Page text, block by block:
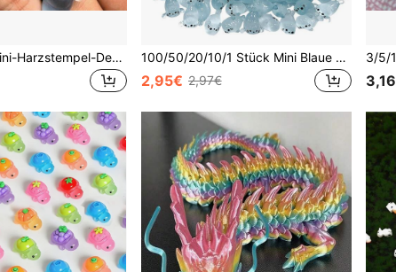
Leuchtende Mini-Harzstempel-Dekoration, 100/50/30/20/10 Stücke, zufällige niedliche Cartoon-Tierfiguren, fluoreszierender Mini-Delfin, kreative Schreibtisch- und Heim-Harz-Handwerksdekoration 100/50/20/10/1 Stück Mini Blaue Robbe Harzmodell, Leuchtend im Dunkeln Ozeanstil, Süßes kleines Geschenk, Geeignet für DIY Gartendekoration, Aquariumzubehör, Autoornament, Schreibtischdekoration, Geburtstagspartydekoration
2,95€ 2,97€